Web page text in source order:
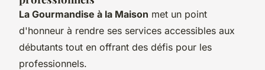
La Gourmandise à la Maison met un point
d'honneur à rendre ses services accessibles aux
débutants tout en offrant des défis pour les
professionnels.